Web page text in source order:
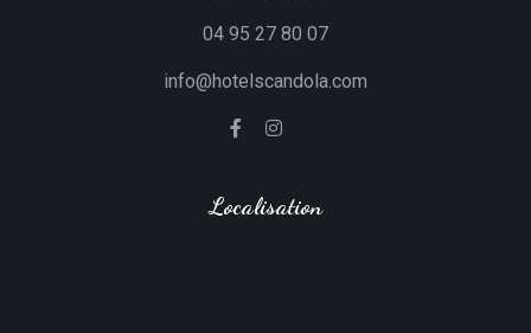
04 95 27 80 07
info@hotelscandola.com
Localisation